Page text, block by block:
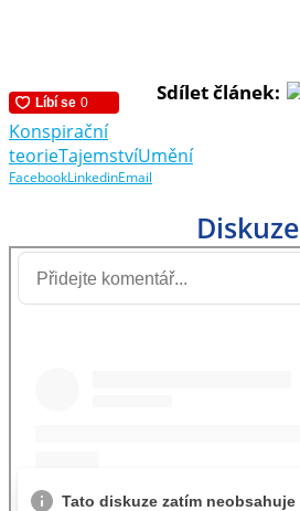
Sdílet článek:
Konspirační
teorieTajemstvíUmění
FacebookLinkedinEmail
Diskuze